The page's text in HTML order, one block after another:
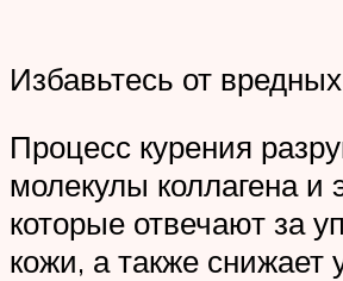
Избавьтесь от
Процесс курения
молекулы коллагена и
которые отвечают за
кожи, а также снижает